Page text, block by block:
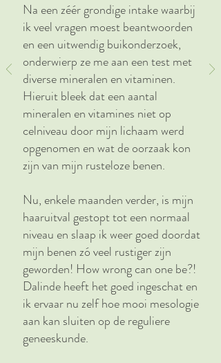
Na een zéér grondige intake waarbij
ik veel vragen moest beantwoorden
en een uitwendig buikonderzoek,
onderwierp ze me aan een test met
diverse mineralen en vitaminen.
Hieruit bleek dat een aantal
mineralen en vitamines niet op
celniveau door mijn lichaam werd
opgenomen en wat de oorzaak kon
zijn van mijn rusteloze benen.
Nu, enkele maanden verder, is mijn
haaruitval gestopt tot een normaal
niveau en slaap ik weer goed doordat
mijn benen zó veel rustiger zijn
geworden! How wrong can one be?!
Dalinde heeft het goed ingeschat en
ik ervaar nu zelf hoe mooi mesologie
aan kan sluiten op de reguliere
geneeskunde.